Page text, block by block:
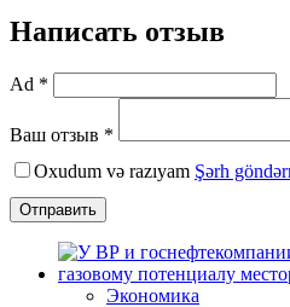
Написать отзыв
Ad *
Ваш отзыв *
Oxudum və razıyam Şərh
Отправить
Экономика